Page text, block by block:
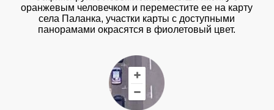
оранжевым человечком и переместите ее на карту
села Паланка, участки карты с доступными
панорамами окрасятся в фиолетовый цвет.